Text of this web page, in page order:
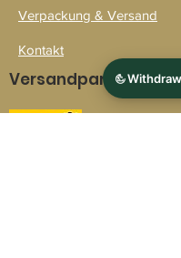
Verpackung & Versand
Kontakt
Versandpartner